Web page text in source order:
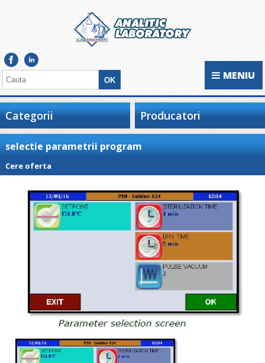
MENIU
Categorii Producatori
selectie parametrii program
Cere oferta